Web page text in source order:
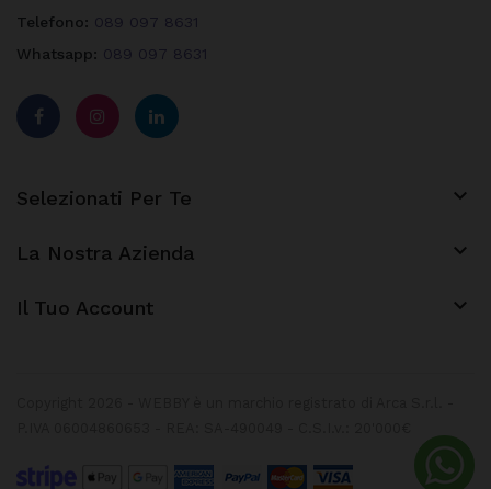
Telefono: 089 097 8631
Whatsapp: 089 097 8631
Selezionati Per Te 
La Nostra Azienda 
Il Tuo Account keyboard_arrow_down